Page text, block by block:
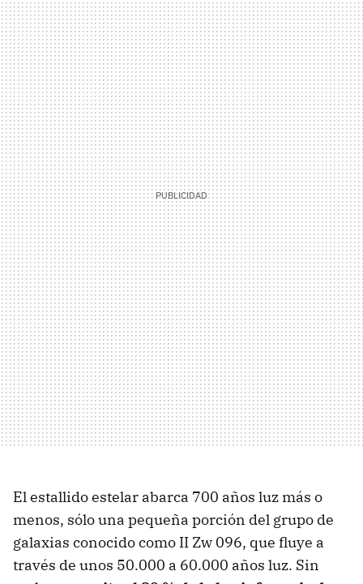
El estallido estelar abarca 700 años luz más o
menos, sólo una pequeña porción del grupo de
galaxias conocido como II Zw 096, que fluye a
través de unos 50.000 a 60.000 años luz. Sin